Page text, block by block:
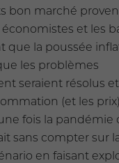
bon marché
économistes et les
que la poussée
les problèmes
seraient résolus
(et les
fois la pandémie
sans compter sur
en faisant